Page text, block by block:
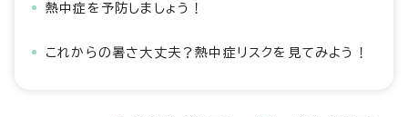
熱中症を予防しましょう！
これからの暑さ大丈夫？熱中症リスクを見てみよう！